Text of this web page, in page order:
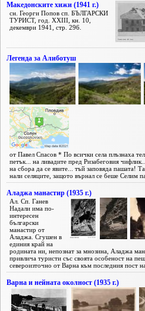
Македонските хижи (1941 г.)
сн. Георги Попов сп. БЪЛГАРСКИ
ТУРИСТ, год. XXIII, кн. 10,
декември 1941, стр. 296.
Легенда за Алиботуш
от Павел Спасов * По всички села плъзнаха
петък... на ливадите пред Ризабеговия
на сбора да се явите... тъй заповяда пашата!
нали селяците, защото върнал се беше Се­лим
Аладжа манастир (1935 г.)
Ал. Сп. Ганев
Надали има по-
интересен
български
манастир от
Аладжа. Сгушен в
единия край на
родината ни, непознат за мнозина, Аладжа
привлича туристи със своята особеност на
североизточно от Варна към последния пост
Варна и нейната околност (1935 г.)